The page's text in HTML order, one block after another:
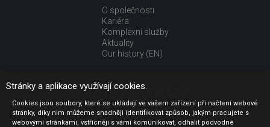
O společnosti
Kariéra
Komplexní služby
Aktuality
Our history (EN)
UŽITEČNÉ ODKAZY
Jak nakupovat
Stránky a aplikace využívají cookies.
Cookies jsou soubory, které se ukládají ve vašem zařízení při načtení webové
stránky, díky nim můžeme snadněji identifikovat způsob, jakým pracujete s
webovými stránkami, vstřícněji s vámi komunikovat, odhalit podvodné